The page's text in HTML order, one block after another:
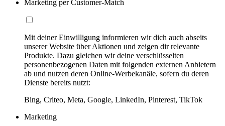
Marketing per Customer-Match
Mit deiner Einwilligung informieren wir dich auch abseits
unserer Website über Aktionen und zeigen dir relevante
Produkte. Dazu gleichen wir deine verschlüsselten
personenbezogenen Daten mit folgenden externen Anbietern
ab und nutzen deren Online-Werbekanäle, sofern du deren
Dienste bereits nutzt:
Bing, Criteo, Meta, Google, LinkedIn, Pinterest, TikTok
Marketing